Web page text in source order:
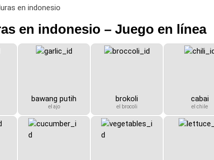
en indonesio
en indonesio – Juego en línea
bawang putih
el ajo
brokoli
el brocoli
cabai
el chile